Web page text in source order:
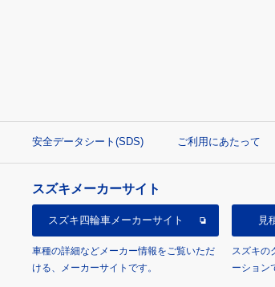
安全データシート(SDS) ご利用にあたって
スズキメーカーサイト
スズキ四輪車メーカーサイト
車種の詳細などメーカー情報をご覧いただ
ける、メーカーサイトです。
見
スズキの
ーション